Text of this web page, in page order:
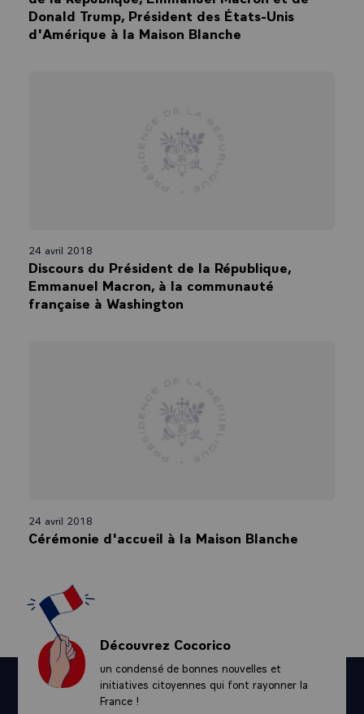
Donald Trump, Président des États-Unis
d'Amérique à la Maison Blanche
24 avril 2018
Discours du Président de la République,
Emmanuel Macron, à la communauté
française à Washington
24 avril 2018
Cérémonie d'accueil à la Maison Blanche
Découvrez Cocorico
un condensé de bonnes nouvelles et
initiatives citoyennes qui font rayonner la
France !